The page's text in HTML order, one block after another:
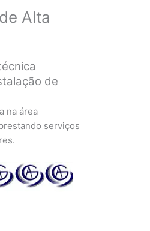
Alta
de
na área
serviços